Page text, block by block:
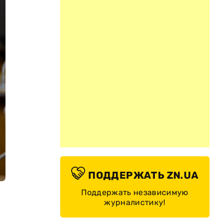
ПОДДЕРЖАТЬ ZN.UA
Поддержать независимую
журналистику!